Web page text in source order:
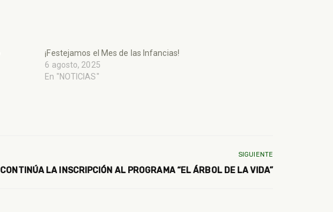
¡Festejamos el Mes de las Infancias!
6 agosto, 2025
En "NOTICIAS"
SIGUIENTE
CONTINÚA LA INSCRIPCIÓN AL PROGRAMA “EL ÁRBOL DE LA VIDA”